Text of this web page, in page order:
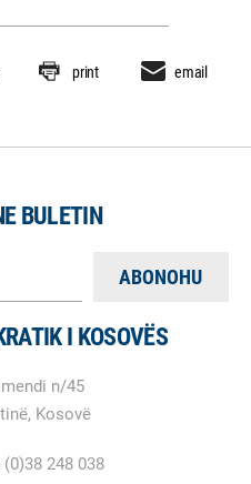
print email
BULETIN
I KOSOVËS
n/45
Kosovë
248 038